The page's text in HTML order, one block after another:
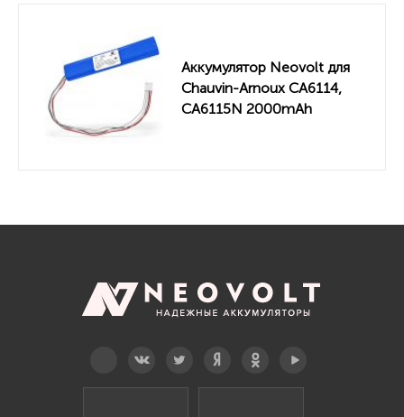
Аккумулятор Neovolt для
Chauvin-Arnoux CA6114,
CA6115N 2000mAh